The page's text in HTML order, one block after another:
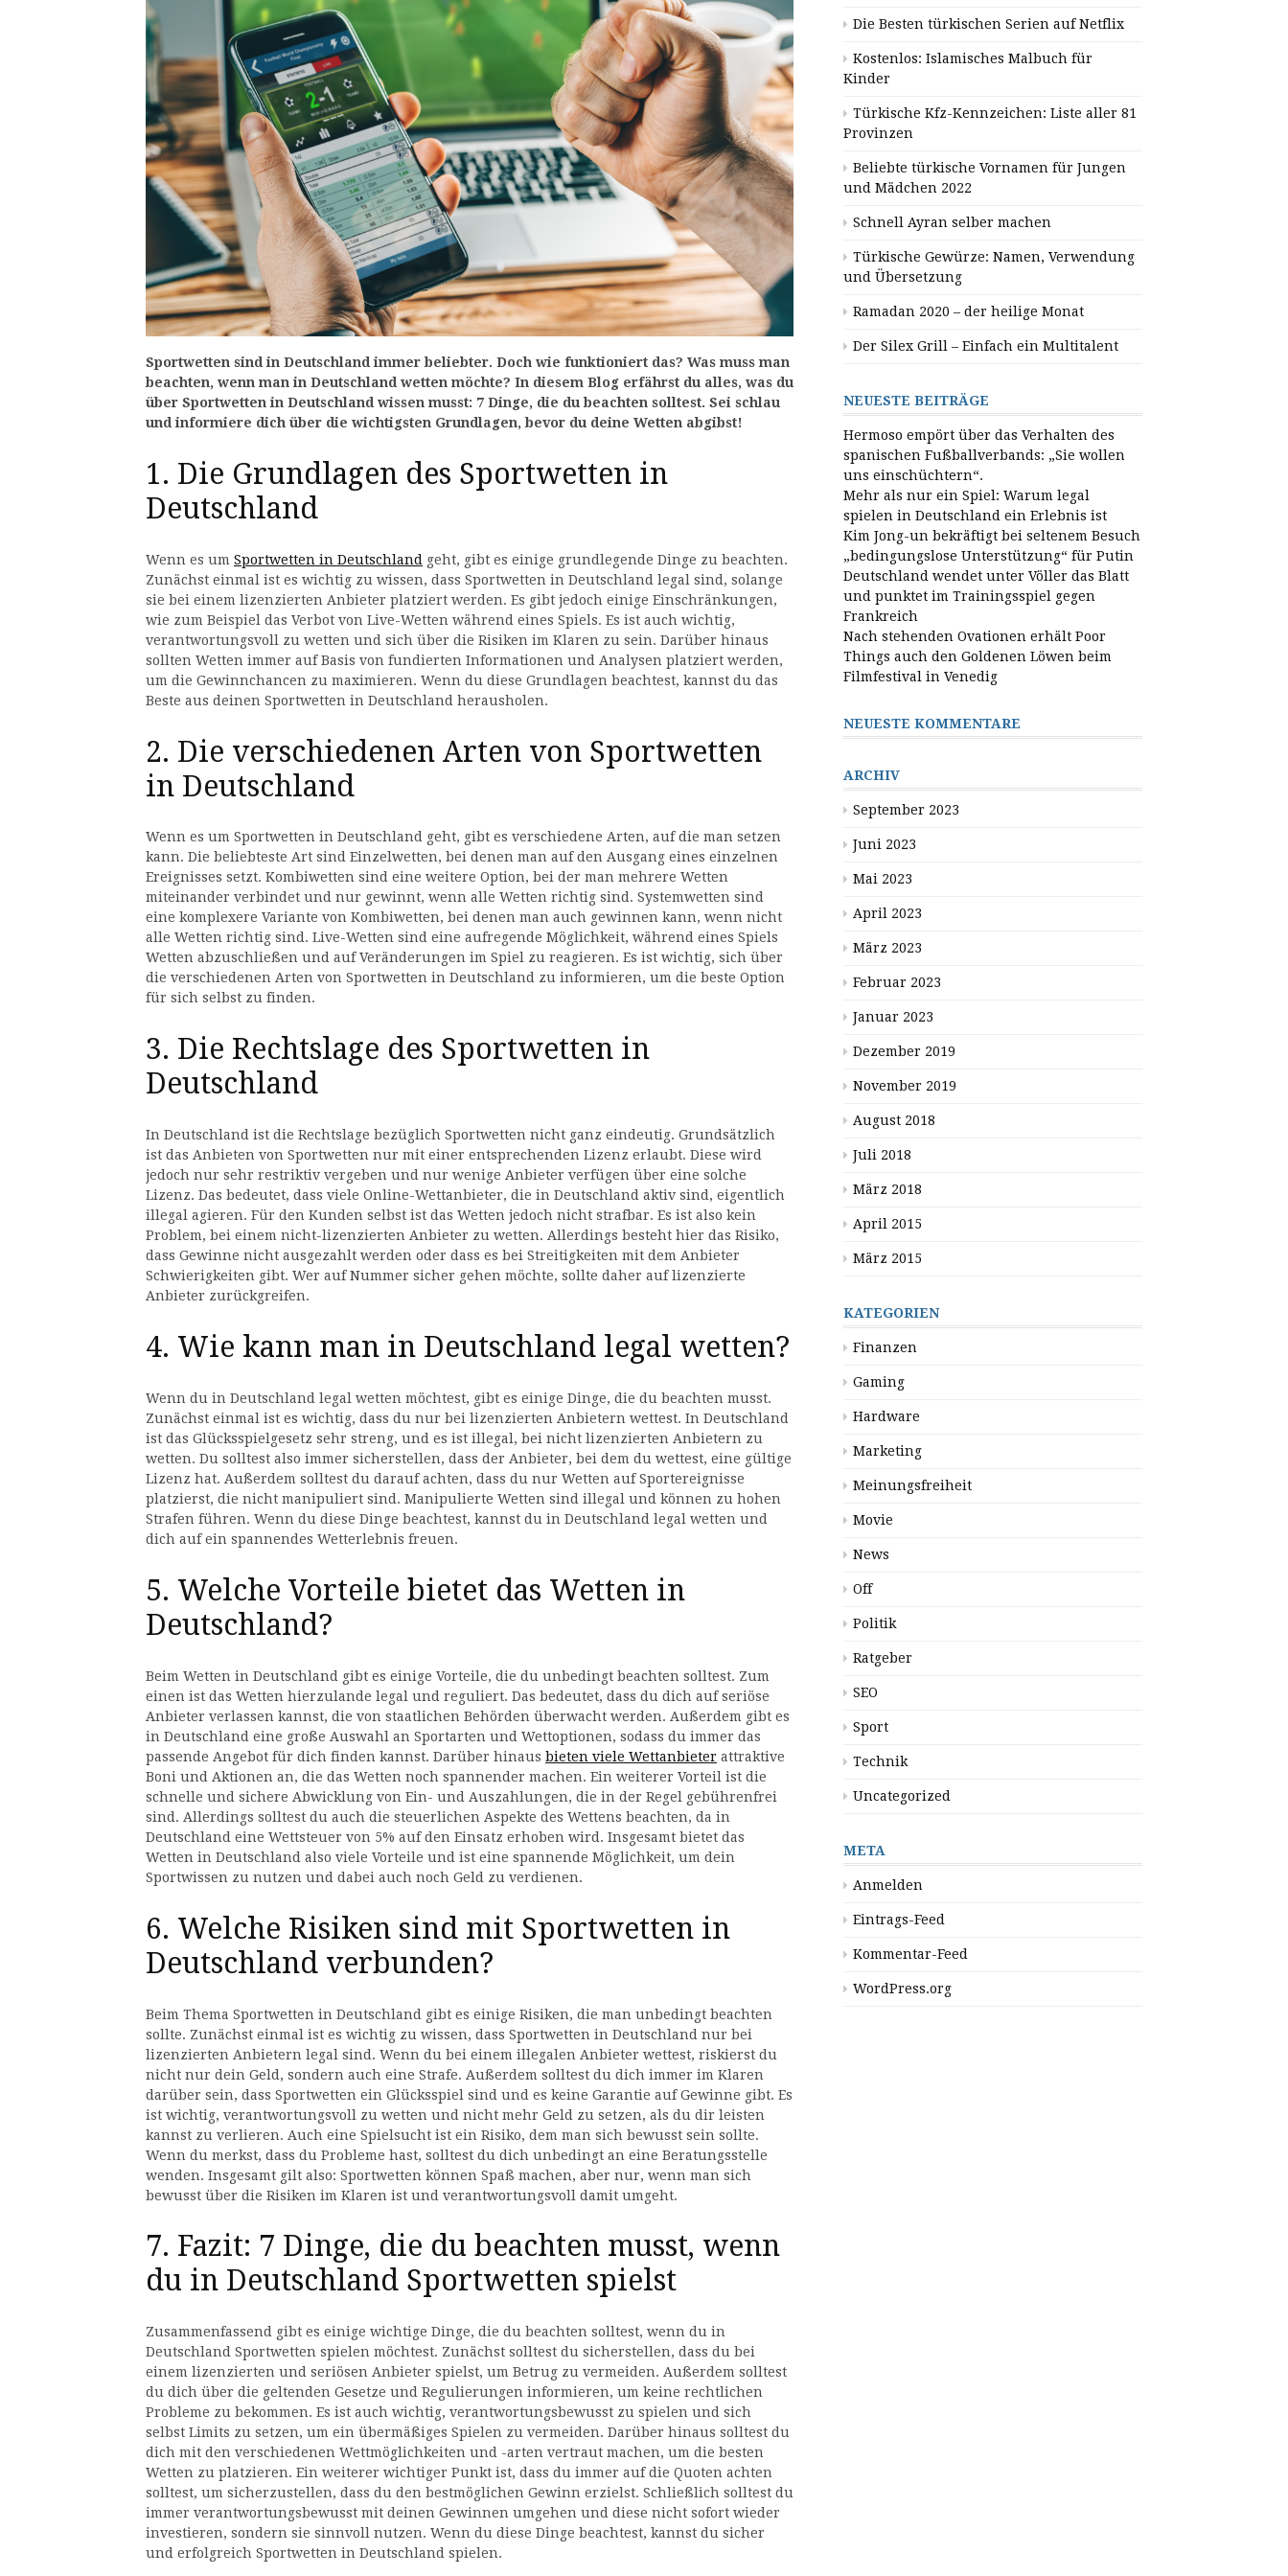
Sportwetten sind in Deutschland immer beliebter. Doch wie funktioniert das? Was muss man
beachten, wenn man in Deutschland wetten möchte? In diesem Blog erfährst du alles, was du
über Sportwetten in Deutschland wissen musst: 7 Dinge, die du beachten solltest. Sei schlau
und informiere dich über die wichtigsten Grundlagen, bevor du deine Wetten abgibst!
1. Die Grundlagen des Sportwetten in
Deutschland
Wenn es um Sportwetten in Deutschland geht, gibt es einige grundlegende Dinge zu beachten.
Zunächst einmal ist es wichtig zu wissen, dass Sportwetten in Deutschland legal sind, solange
sie bei einem lizenzierten Anbieter platziert werden. Es gibt jedoch einige Einschränkungen,
wie zum Beispiel das Verbot von Live-Wetten während eines Spiels. Es ist auch wichtig,
verantwortungsvoll zu wetten und sich über die Risiken im Klaren zu sein. Darüber hinaus
sollten Wetten immer auf Basis von fundierten Informationen und Analysen platziert werden,
um die Gewinnchancen zu maximieren. Wenn du diese Grundlagen beachtest, kannst du das
Beste aus deinen Sportwetten in Deutschland herausholen.
2. Die verschiedenen Arten von Sportwetten
in Deutschland
Wenn es um Sportwetten in Deutschland geht, gibt es verschiedene Arten, auf die man setzen
kann. Die beliebteste Art sind Einzelwetten, bei denen man auf den Ausgang eines einzelnen
Ereignisses setzt. Kombiwetten sind eine weitere Option, bei der man mehrere Wetten
miteinander verbindet und nur gewinnt, wenn alle Wetten richtig sind. Systemwetten sind
eine komplexere Variante von Kombiwetten, bei denen man auch gewinnen kann, wenn nicht
alle Wetten richtig sind. Live-Wetten sind eine aufregende Möglichkeit, während eines Spiels
Wetten abzuschließen und auf Veränderungen im Spiel zu reagieren. Es ist wichtig, sich über
die verschiedenen Arten von Sportwetten in Deutschland zu informieren, um die beste Option
für sich selbst zu finden.
3. Die Rechtslage des Sportwetten in
Deutschland
In Deutschland ist die Rechtslage bezüglich Sportwetten nicht ganz eindeutig. Grundsätzlich
ist das Anbieten von Sportwetten nur mit einer entsprechenden Lizenz erlaubt. Diese wird
jedoch nur sehr restriktiv vergeben und nur wenige Anbieter verfügen über eine solche
Lizenz. Das bedeutet, dass viele Online-Wettanbieter, die in Deutschland aktiv sind, eigentlich
illegal agieren. Für den Kunden selbst ist das Wetten jedoch nicht strafbar. Es ist also kein
Problem, bei einem nicht-lizenzierten Anbieter zu wetten. Allerdings besteht hier das Risiko,
dass Gewinne nicht ausgezahlt werden oder dass es bei Streitigkeiten mit dem Anbieter
Schwierigkeiten gibt. Wer auf Nummer sicher gehen möchte, sollte daher auf lizenzierte
Anbieter zurückgreifen.
4. Wie kann man in Deutschland legal wetten?
Wenn du in Deutschland legal wetten möchtest, gibt es einige Dinge, die du beachten musst.
Zunächst einmal ist es wichtig, dass du nur bei lizenzierten Anbietern wettest. In Deutschland
ist das Glücksspielgesetz sehr streng, und es ist illegal, bei nicht lizenzierten Anbietern zu
wetten. Du solltest also immer sicherstellen, dass der Anbieter, bei dem du wettest, eine gültige
Lizenz hat. Außerdem solltest du darauf achten, dass du nur Wetten auf Sportereignisse
platzierst, die nicht manipuliert sind. Manipulierte Wetten sind illegal und können zu hohen
Strafen führen. Wenn du diese Dinge beachtest, kannst du in Deutschland legal wetten und
dich auf ein spannendes Wetterlebnis freuen.
5. Welche Vorteile bietet das Wetten in
Deutschland?
Beim Wetten in Deutschland gibt es einige Vorteile, die du unbedingt beachten solltest. Zum
einen ist das Wetten hierzulande legal und reguliert. Das bedeutet, dass du dich auf seriöse
Anbieter verlassen kannst, die von staatlichen Behörden überwacht werden. Außerdem gibt es
in Deutschland eine große Auswahl an Sportarten und Wettoptionen, sodass du immer das
passende Angebot für dich finden kannst. Darüber hinaus bieten viele Wettanbieter attraktive
Boni und Aktionen an, die das Wetten noch spannender machen. Ein weiterer Vorteil ist die
schnelle und sichere Abwicklung von Ein- und Auszahlungen, die in der Regel gebührenfrei
sind. Allerdings solltest du auch die steuerlichen Aspekte des Wettens beachten, da in
Deutschland eine Wettsteuer von 5% auf den Einsatz erhoben wird. Insgesamt bietet das
Wetten in Deutschland also viele Vorteile und ist eine spannende Möglichkeit, um dein
Sportwissen zu nutzen und dabei auch noch Geld zu verdienen.
6. Welche Risiken sind mit Sportwetten in
Deutschland verbunden?
Beim Thema Sportwetten in Deutschland gibt es einige Risiken, die man unbedingt beachten
sollte. Zunächst einmal ist es wichtig zu wissen, dass Sportwetten in Deutschland nur bei
lizenzierten Anbietern legal sind. Wenn du bei einem illegalen Anbieter wettest, riskierst du
nicht nur dein Geld, sondern auch eine Strafe. Außerdem solltest du dich immer im Klaren
darüber sein, dass Sportwetten ein Glücksspiel sind und es keine Garantie auf Gewinne gibt. Es
ist wichtig, verantwortungsvoll zu wetten und nicht mehr Geld zu setzen, als du dir leisten
kannst zu verlieren. Auch eine Spielsucht ist ein Risiko, dem man sich bewusst sein sollte.
Wenn du merkst, dass du Probleme hast, solltest du dich unbedingt an eine Beratungsstelle
wenden. Insgesamt gilt also: Sportwetten können Spaß machen, aber nur, wenn man sich
bewusst über die Risiken im Klaren ist und verantwortungsvoll damit umgeht.
7. Fazit: 7 Dinge, die du beachten musst, wenn
du in Deutschland Sportwetten spielst
Zusammenfassend gibt es einige wichtige Dinge, die du beachten solltest, wenn du in
Deutschland Sportwetten spielen möchtest. Zunächst solltest du sicherstellen, dass du bei
einem lizenzierten und seriösen Anbieter spielst, um Betrug zu vermeiden. Außerdem solltest
du dich über die geltenden Gesetze und Regulierungen informieren, um keine rechtlichen
Probleme zu bekommen. Es ist auch wichtig, verantwortungsbewusst zu spielen und sich
selbst Limits zu setzen, um ein übermäßiges Spielen zu vermeiden. Darüber hinaus solltest du
dich mit den verschiedenen Wettmöglichkeiten und -arten vertraut machen, um die besten
Wetten zu platzieren. Ein weiterer wichtiger Punkt ist, dass du immer auf die Quoten achten
solltest, um sicherzustellen, dass du den bestmöglichen Gewinn erzielst. Schließlich solltest du
immer verantwortungsbewusst mit deinen Gewinnen umgehen und diese nicht sofort wieder
investieren, sondern sie sinnvoll nutzen. Wenn du diese Dinge beachtest, kannst du sicher
und erfolgreich Sportwetten in Deutschland spielen.
Die Besten türkischen Serien auf Netflix
Kostenlos: Islamisches Malbuch für
Kinder
Türkische Kfz-Kennzeichen: Liste aller 81
Provinzen
Beliebte türkische Vornamen für Jungen
und Mädchen 2022
Schnell Ayran selber machen
Türkische Gewürze: Namen, Verwendung
und Übersetzung
Ramadan 2020 – der heilige Monat
Der Silex Grill – Einfach ein Multitalent
NEUESTE BEITRÄGE
Hermoso empört über das Verhalten des
spanischen Fußballverbands: „Sie wollen
uns einschüchtern“.
Mehr als nur ein Spiel: Warum legal
spielen in Deutschland ein Erlebnis ist
Kim Jong-un bekräftigt bei seltenem Besuch
„bedingungslose Unterstützung“ für Putin
Deutschland wendet unter Völler das Blatt
und punktet im Trainingsspiel gegen
Frankreich
Nach stehenden Ovationen erhält Poor
Things auch den Goldenen Löwen beim
Filmfestival in Venedig
NEUESTE KOMMENTARE
ARCHIV
September 2023
Juni 2023
Mai 2023
April 2023
März 2023
Februar 2023
Januar 2023
Dezember 2019
November 2019
August 2018
Juli 2018
März 2018
April 2015
März 2015
KATEGORIEN
Finanzen
Gaming
Hardware
Marketing
Meinungsfreiheit
Movie
News
Off
Politik
Ratgeber
SEO
Sport
Technik
Uncategorized
META
Anmelden
Eintrags-Feed
Kommentar-Feed
WordPress.org